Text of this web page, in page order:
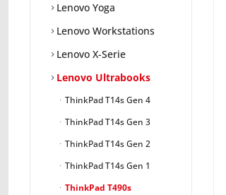
Lenovo Yoga
Lenovo Workstations
Lenovo X-Serie
Lenovo Ultrabooks
ThinkPad T14s Gen 4
ThinkPad T14s Gen 3
ThinkPad T14s Gen 2
ThinkPad T14s Gen 1
ThinkPad T490s